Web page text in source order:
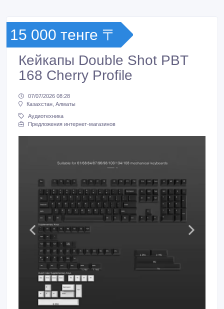
15 000 тенге 〒
Кейкапы Double Shot PBT
168 Cherry Profile
07/07/2026 08:28
Казахстан, Алматы
Аудиотехника
Предложения интернет-магазинов